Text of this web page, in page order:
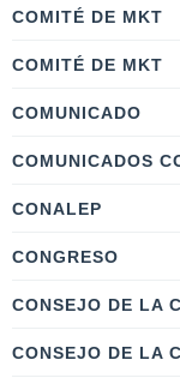
COMITÉ DE MKT
COMITÉ DE MKT
COMUNICADO
COMUNICADOS
CONALEP
CONGRESO
CONSEJO DE LA
CONSEJO DE LA